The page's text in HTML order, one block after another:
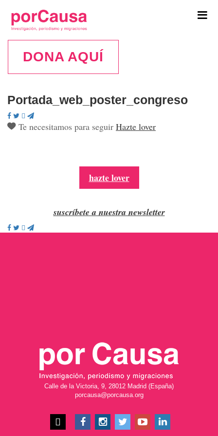
DONA AQUÍ
Portada_web_poster_congreso
Te necesitamos para seguir Hazte lover
hazte lover
suscríbete a nuestra newsletter
Calle de la Victoria, 9, 28012 Madrid (España)
porcausa@porcausa.org